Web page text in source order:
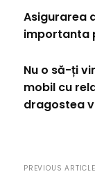
Asigurarea
importanta
Nu o să-ți
mobil cu
dragostea
PREVIOUS ARTICLE